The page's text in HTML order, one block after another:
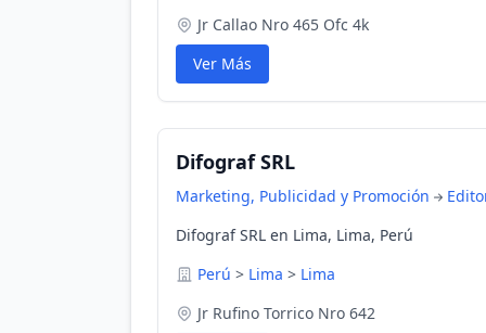
Jr Callao Nro 465 Ofc 4k
Ver Más
Difograf SRL
Marketing, Publicidad y Promoción
Difograf SRL en Lima, Lima, Perú
Perú > Lima > Lima
Jr Rufino Torrico Nro 642